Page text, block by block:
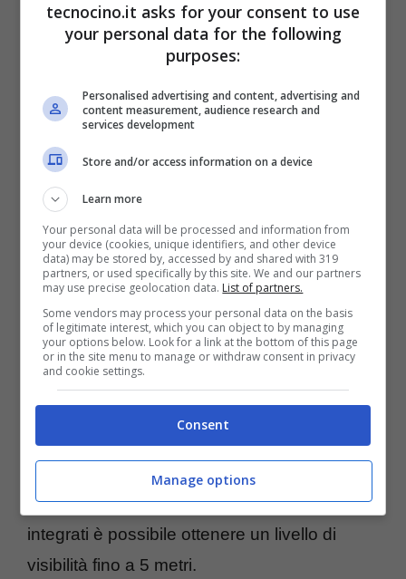
Leprincipali funzionalitàdi questa
videocamera di sicurezza sono la possibilità
diregistrare video di giorno e di notte
realizzare il classico live streaming e ricevere
notifiche push o email con foto e filmati ogni
volta che viene rilevato un movimento o un
rumore. Non solo, grazie aiLED a infrarossi
integrati è possibile ottenere un livello di
visibilità fino a 5 metri.
tecnocino.it asks for your consent to use
your personal data for the following
purposes:
Personalised advertising and content, advertising and
content measurement, audience research and
services development
Store and/or access information on a device
Learn more
Your personal data will be processed and information from
your device (cookies, unique identifiers, and other device
data) may be stored by, accessed by and shared with 319
partners, or used specifically by this site. We and our partners
may use precise geolocation data. List of partners.
Some vendors may process your personal data on the basis
of legitimate interest, which you can object to by managing
your options below. Look for a link at the bottom of this page
or in the site menu to manage or withdraw consent in privacy
and cookie settings.
Consent
Manage options